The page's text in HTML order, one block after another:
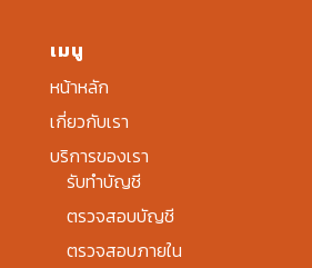
เมนู
หน้าหลัก
เกี่ยวกับเรา
บริการของเรา
รับทำบัญชี
ตรวจสอบบัญชี
ตรวจสอบภายใน